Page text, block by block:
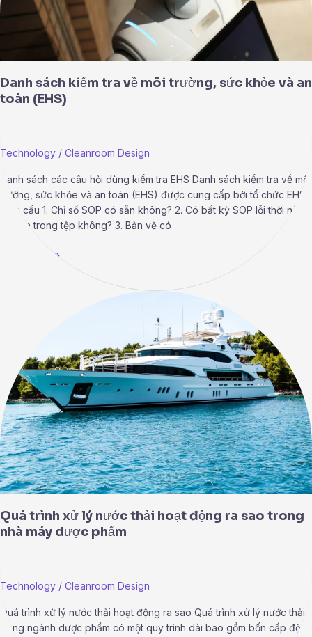
Danh sách kiểm tra về môi trường, sức khỏe và an
toàn (EHS)
Technology / Cleanroom Design
Danh sách các câu hỏi dùng kiểm tra EHS Danh sách kiểm tra về môi
trường, sức khỏe và an toàn (EHS) được cung cấp bởi tổ chức EHS
toàn cầu 1. Chỉ số SOP có sẵn không? 2. Có bất kỳ SOP lỗi thời nào
có sẵn trong tệp không? 3. Bản vẽ có
và
Read More »
Quá trình xử lý nước thải hoạt động ra sao trong
nhà máy dược phẩm
Technology / Cleanroom Design
Quá trình xử lý nước thải hoạt động ra sao Quá trình xử lý nước thải
trong ngành dược phẩm có một quy trình dài bao gồm bốn cấp độ
hoạt
động
ra
sao
trong
nhà
máy
dược
phẩm